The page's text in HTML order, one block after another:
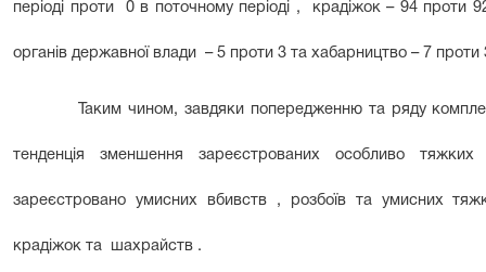
періоді проти 0 в поточному періоді , крадіжок – 94
органів державної влади – 5 проти 3 та хабарництво – 7
Таким чином, завдяки попередженню та ряду
тенденція зменшення зареєстрованих особливо
зареєстровано умисних вбивств , розбоїв та умисних
крадіжок та шахрайств .